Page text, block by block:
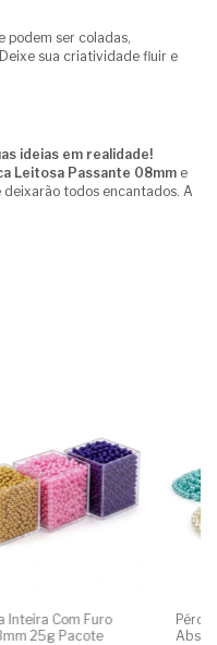
e podem ser coladas,
sua criatividade fluir e
ideias em realidade!
Leitosa Passante 08mm e
todos encantados. A
Inteira Com Furo
25g Pacote
Abs